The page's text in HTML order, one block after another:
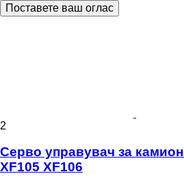
Поставете ваш оглас
2
Серво управувач за
XF105 XF106